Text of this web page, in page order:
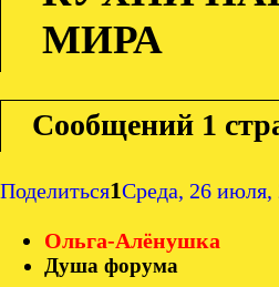
МИРА
Сообщений 1
Поделиться1Среда, 26 июля,
Ольга-Алёнушка
Душа форума